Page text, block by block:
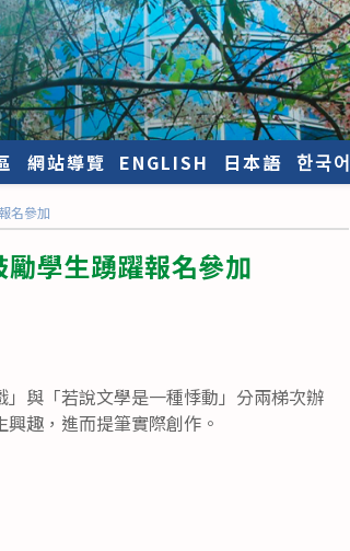
網站導覽 ENGLISH 日本語 한국어
名參加
學生踴躍報名參加
與「若說文學是一種悸動」分兩梯次辦
趣，進而提筆實際創作。